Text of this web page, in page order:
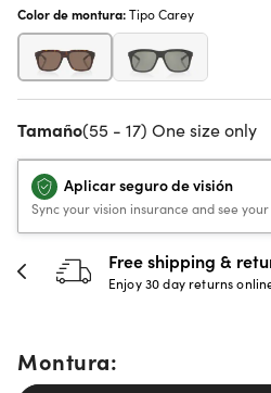
Color de montura:Tipo Carey
Tamaño(55 - 17) One size only
Aplicar seguro de visión
Sync your vision insurance and see
30-day happiness
Full refund or
Montura: